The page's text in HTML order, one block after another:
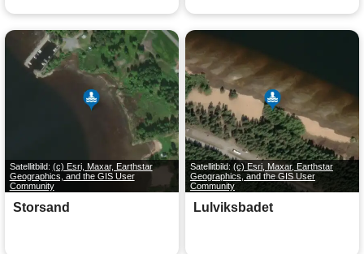
Satellitbild: (c) Esri, Maxar, Earthstar
Geographics, and the GIS User
Community
Storsand
Satellitbild: (c) Esri, Maxar, Earthstar
Geographics, and the GIS User
Community
Lulviksbadet